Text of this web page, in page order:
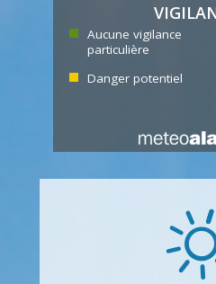
Aucune vigilance
particulière
Danger potentiel